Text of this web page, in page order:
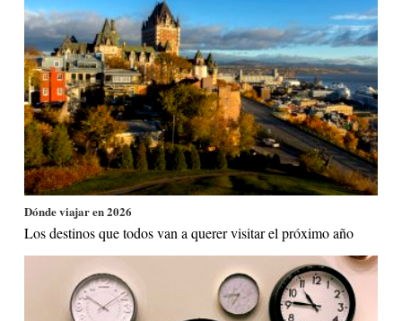
Dónde viajar en 2026
Los destinos que todos van a querer visitar el próximo año